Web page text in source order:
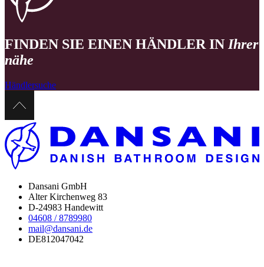
FINDEN SIE EINEN HÄNDLER IN Ihrer
nähe
Händlersuche
Dansani GmbH
Alter Kirchenweg 83
D-24983 Handewitt
04608 / 8789980
mail@dansani.de
DE812047042